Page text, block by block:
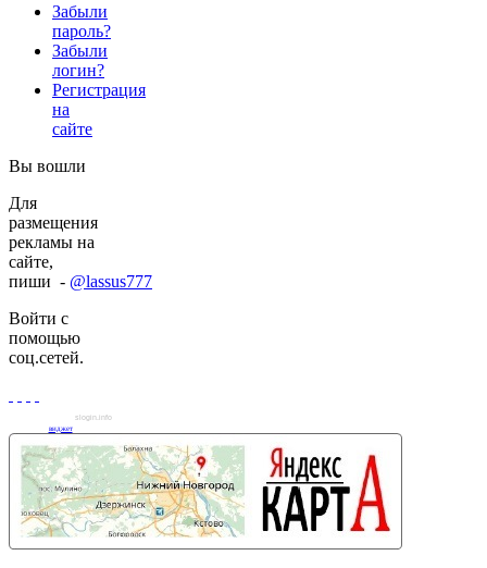
Забыли
пароль?
Забыли
логин?
Регистрация
на
сайте
Вы вошли
Для
размещения
рекламы на
сайте,
пиши - @lassus777
Войти с
помощью
соц.сетей.
slogin.info
виджет